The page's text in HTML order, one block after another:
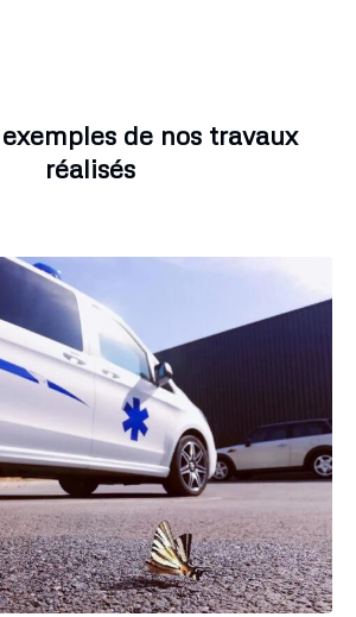
de nos travaux
réalisés